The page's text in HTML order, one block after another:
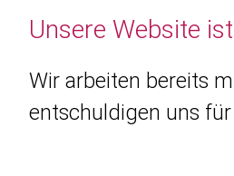
Unsere Website
Wir arbeiten bereits
entschuldigen uns